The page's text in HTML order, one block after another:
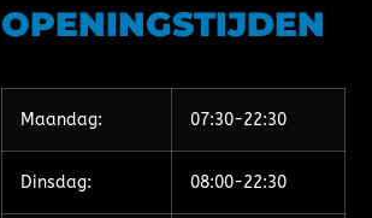
OPENINGSTIJDEN
Maandag: 07:30-22:30
Dinsdag: 08:00-22:30